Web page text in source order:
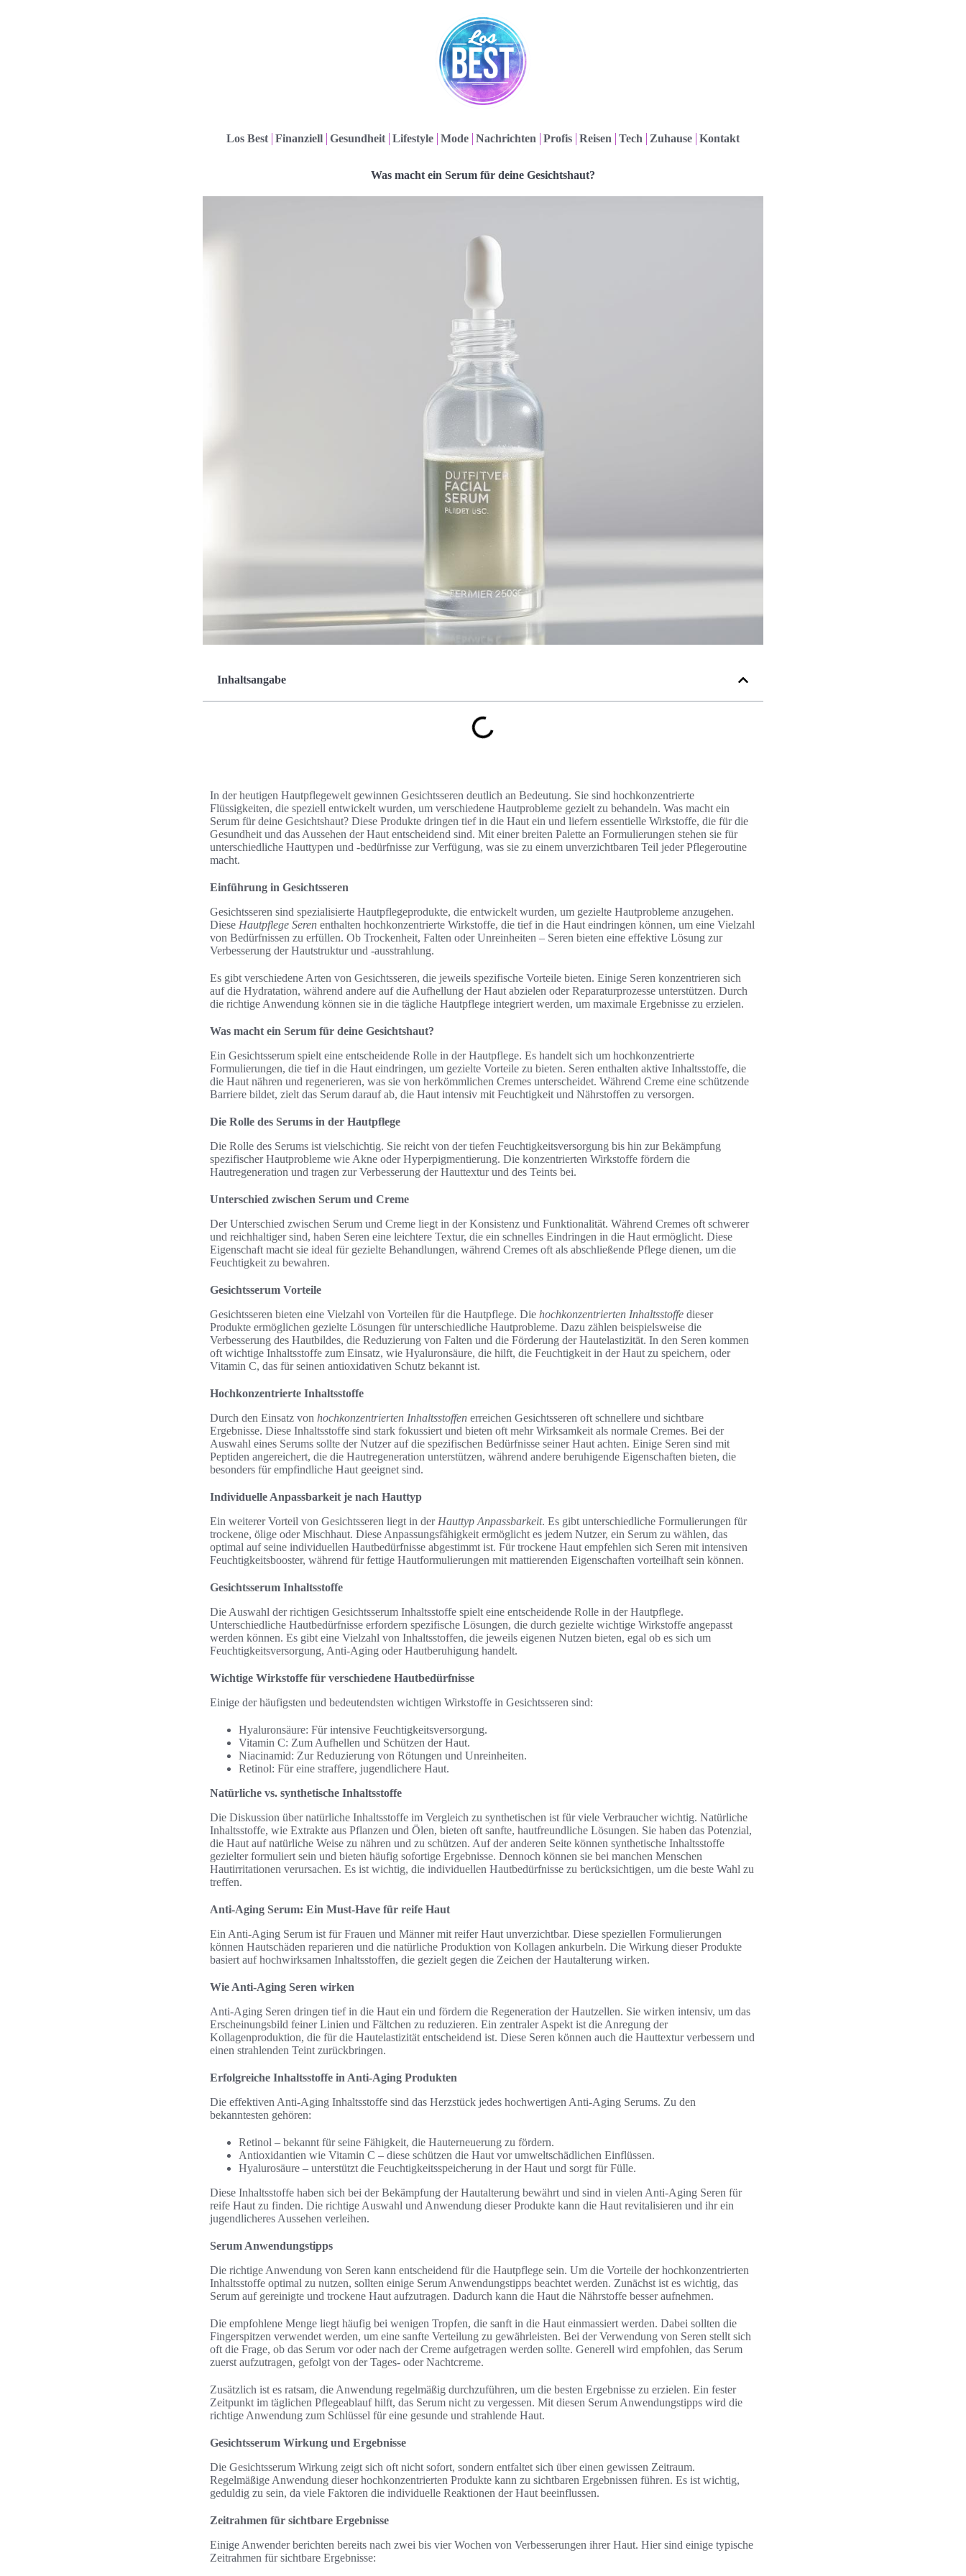
Los Best Finanziell Gesundheit Lifestyle Mode Nachrichten Profis Reisen Tech Zuhause Kontakt
Was macht ein Serum für deine Gesichtshaut?
Inhaltsangabe
In der heutigen Hautpflegewelt gewinnen Gesichtsseren deutlich an Bedeutung. Sie sind hochkonzentrierte
Flüssigkeiten, die speziell entwickelt wurden, um verschiedene Hautprobleme gezielt zu behandeln. Was macht ein
Serum für deine Gesichtshaut? Diese Produkte dringen tief in die Haut ein und liefern essentielle Wirkstoffe, die für die
Gesundheit und das Aussehen der Haut entscheidend sind. Mit einer breiten Palette an Formulierungen stehen sie für
unterschiedliche Hauttypen und -bedürfnisse zur Verfügung, was sie zu einem unverzichtbaren Teil jeder Pflegeroutine
macht.
Einführung in Gesichtsseren
Gesichtsseren sind spezialisierte Hautpflegeprodukte, die entwickelt wurden, um gezielte Hautprobleme anzugehen.
Diese Hautpflege Seren enthalten hochkonzentrierte Wirkstoffe, die tief in die Haut eindringen können, um eine Vielzahl
von Bedürfnissen zu erfüllen. Ob Trockenheit, Falten oder Unreinheiten – Seren bieten eine effektive Lösung zur
Verbesserung der Hautstruktur und -ausstrahlung.
Es gibt verschiedene Arten von Gesichtsseren, die jeweils spezifische Vorteile bieten. Einige Seren konzentrieren sich
auf die Hydratation, während andere auf die Aufhellung der Haut abzielen oder Reparaturprozesse unterstützen. Durch
die richtige Anwendung können sie in die tägliche Hautpflege integriert werden, um maximale Ergebnisse zu erzielen.
Was macht ein Serum für deine Gesichtshaut?
Ein Gesichtsserum spielt eine entscheidende Rolle in der Hautpflege. Es handelt sich um hochkonzentrierte
Formulierungen, die tief in die Haut eindringen, um gezielte Vorteile zu bieten. Seren enthalten aktive Inhaltsstoffe, die
die Haut nähren und regenerieren, was sie von herkömmlichen Cremes unterscheidet. Während Creme eine schützende
Barriere bildet, zielt das Serum darauf ab, die Haut intensiv mit Feuchtigkeit und Nährstoffen zu versorgen.
Die Rolle des Serums in der Hautpflege
Die Rolle des Serums ist vielschichtig. Sie reicht von der tiefen Feuchtigkeitsversorgung bis hin zur Bekämpfung
spezifischer Hautprobleme wie Akne oder Hyperpigmentierung. Die konzentrierten Wirkstoffe fördern die
Hautregeneration und tragen zur Verbesserung der Hauttextur und des Teints bei.
Unterschied zwischen Serum und Creme
Der Unterschied zwischen Serum und Creme liegt in der Konsistenz und Funktionalität. Während Cremes oft schwerer
und reichhaltiger sind, haben Seren eine leichtere Textur, die ein schnelles Eindringen in die Haut ermöglicht. Diese
Eigenschaft macht sie ideal für gezielte Behandlungen, während Cremes oft als abschließende Pflege dienen, um die
Feuchtigkeit zu bewahren.
Gesichtsserum Vorteile
Gesichtsseren bieten eine Vielzahl von Vorteilen für die Hautpflege. Die hochkonzentrierten Inhaltsstoffe dieser
Produkte ermöglichen gezielte Lösungen für unterschiedliche Hautprobleme. Dazu zählen beispielsweise die
Verbesserung des Hautbildes, die Reduzierung von Falten und die Förderung der Hautelastizität. In den Seren kommen
oft wichtige Inhaltsstoffe zum Einsatz, wie Hyaluronsäure, die hilft, die Feuchtigkeit in der Haut zu speichern, oder
Vitamin C, das für seinen antioxidativen Schutz bekannt ist.
Hochkonzentrierte Inhaltsstoffe
Durch den Einsatz von hochkonzentrierten Inhaltsstoffen erreichen Gesichtsseren oft schnellere und sichtbare
Ergebnisse. Diese Inhaltsstoffe sind stark fokussiert und bieten oft mehr Wirksamkeit als normale Cremes. Bei der
Auswahl eines Serums sollte der Nutzer auf die spezifischen Bedürfnisse seiner Haut achten. Einige Seren sind mit
Peptiden angereichert, die die Hautregeneration unterstützen, während andere beruhigende Eigenschaften bieten, die
besonders für empfindliche Haut geeignet sind.
Individuelle Anpassbarkeit je nach Hauttyp
Ein weiterer Vorteil von Gesichtsseren liegt in der Hauttyp Anpassbarkeit. Es gibt unterschiedliche Formulierungen für
trockene, ölige oder Mischhaut. Diese Anpassungsfähigkeit ermöglicht es jedem Nutzer, ein Serum zu wählen, das
optimal auf seine individuellen Hautbedürfnisse abgestimmt ist. Für trockene Haut empfehlen sich Seren mit intensiven
Feuchtigkeitsbooster, während für fettige Hautformulierungen mit mattierenden Eigenschaften vorteilhaft sein können.
Gesichtsserum Inhaltsstoffe
Die Auswahl der richtigen Gesichtsserum Inhaltsstoffe spielt eine entscheidende Rolle in der Hautpflege.
Unterschiedliche Hautbedürfnisse erfordern spezifische Lösungen, die durch gezielte wichtige Wirkstoffe angepasst
werden können. Es gibt eine Vielzahl von Inhaltsstoffen, die jeweils eigenen Nutzen bieten, egal ob es sich um
Feuchtigkeitsversorgung, Anti-Aging oder Hautberuhigung handelt.
Wichtige Wirkstoffe für verschiedene Hautbedürfnisse
Einige der häufigsten und bedeutendsten wichtigen Wirkstoffe in Gesichtsseren sind:
Hyaluronsäure: Für intensive Feuchtigkeitsversorgung.
Vitamin C: Zum Aufhellen und Schützen der Haut.
Niacinamid: Zur Reduzierung von Rötungen und Unreinheiten.
Retinol: Für eine straffere, jugendlichere Haut.
Natürliche vs. synthetische Inhaltsstoffe
Die Diskussion über natürliche Inhaltsstoffe im Vergleich zu synthetischen ist für viele Verbraucher wichtig. Natürliche
Inhaltsstoffe, wie Extrakte aus Pflanzen und Ölen, bieten oft sanfte, hautfreundliche Lösungen. Sie haben das Potenzial,
die Haut auf natürliche Weise zu nähren und zu schützen. Auf der anderen Seite können synthetische Inhaltsstoffe
gezielter formuliert sein und bieten häufig sofortige Ergebnisse. Dennoch können sie bei manchen Menschen
Hautirritationen verursachen. Es ist wichtig, die individuellen Hautbedürfnisse zu berücksichtigen, um die beste Wahl zu
treffen.
Anti-Aging Serum: Ein Must-Have für reife Haut
Ein Anti-Aging Serum ist für Frauen und Männer mit reifer Haut unverzichtbar. Diese speziellen Formulierungen
können Hautschäden reparieren und die natürliche Produktion von Kollagen ankurbeln. Die Wirkung dieser Produkte
basiert auf hochwirksamen Inhaltsstoffen, die gezielt gegen die Zeichen der Hautalterung wirken.
Wie Anti-Aging Seren wirken
Anti-Aging Seren dringen tief in die Haut ein und fördern die Regeneration der Hautzellen. Sie wirken intensiv, um das
Erscheinungsbild feiner Linien und Fältchen zu reduzieren. Ein zentraler Aspekt ist die Anregung der
Kollagenproduktion, die für die Hautelastizität entscheidend ist. Diese Seren können auch die Hauttextur verbessern und
einen strahlenden Teint zurückbringen.
Erfolgreiche Inhaltsstoffe in Anti-Aging Produkten
Die effektiven Anti-Aging Inhaltsstoffe sind das Herzstück jedes hochwertigen Anti-Aging Serums. Zu den
bekanntesten gehören:
Retinol – bekannt für seine Fähigkeit, die Hauterneuerung zu fördern.
Antioxidantien wie Vitamin C – diese schützen die Haut vor umweltschädlichen Einflüssen.
Hyalurosäure – unterstützt die Feuchtigkeitsspeicherung in der Haut und sorgt für Fülle.
Diese Inhaltsstoffe haben sich bei der Bekämpfung der Hautalterung bewährt und sind in vielen Anti-Aging Seren für
reife Haut zu finden. Die richtige Auswahl und Anwendung dieser Produkte kann die Haut revitalisieren und ihr ein
jugendlicheres Aussehen verleihen.
Serum Anwendungstipps
Die richtige Anwendung von Seren kann entscheidend für die Hautpflege sein. Um die Vorteile der hochkonzentrierten
Inhaltsstoffe optimal zu nutzen, sollten einige Serum Anwendungstipps beachtet werden. Zunächst ist es wichtig, das
Serum auf gereinigte und trockene Haut aufzutragen. Dadurch kann die Haut die Nährstoffe besser aufnehmen.
Die empfohlene Menge liegt häufig bei wenigen Tropfen, die sanft in die Haut einmassiert werden. Dabei sollten die
Fingerspitzen verwendet werden, um eine sanfte Verteilung zu gewährleisten. Bei der Verwendung von Seren stellt sich
oft die Frage, ob das Serum vor oder nach der Creme aufgetragen werden sollte. Generell wird empfohlen, das Serum
zuerst aufzutragen, gefolgt von der Tages- oder Nachtcreme.
Zusätzlich ist es ratsam, die Anwendung regelmäßig durchzuführen, um die besten Ergebnisse zu erzielen. Ein fester
Zeitpunkt im täglichen Pflegeablauf hilft, das Serum nicht zu vergessen. Mit diesen Serum Anwendungstipps wird die
richtige Anwendung zum Schlüssel für eine gesunde und strahlende Haut.
Gesichtsserum Wirkung und Ergebnisse
Die Gesichtsserum Wirkung zeigt sich oft nicht sofort, sondern entfaltet sich über einen gewissen Zeitraum.
Regelmäßige Anwendung dieser hochkonzentrierten Produkte kann zu sichtbaren Ergebnissen führen. Es ist wichtig,
geduldig zu sein, da viele Faktoren die individuelle Reaktionen der Haut beeinflussen.
Zeitrahmen für sichtbare Ergebnisse
Einige Anwender berichten bereits nach zwei bis vier Wochen von Verbesserungen ihrer Haut. Hier sind einige typische
Zeitrahmen für sichtbare Ergebnisse: